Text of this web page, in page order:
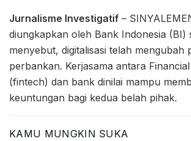
Jurnalisme Investigatif –
diungkapkan oleh Bank Indonesia (BI)
menyebut, digitalisasi telah mengubah
perbankan. Kerjasama antara
(fintech) dan bank dinilai mampu
keuntungan bagi kedua belah pihak.
KAMU MUNGKIN SUKA